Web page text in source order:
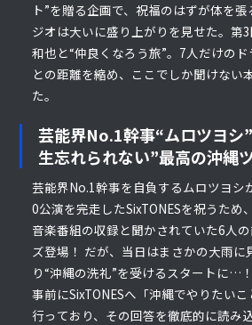
ト”を贈る企画で、祝福のはずが体を
ジオは大いに盛り上がりを見せた。第
和也と“仲良くなろう旅”。7人だけの
との距離を縮め、ここでしか聞けない
た。
芸能界No.1幹事“ムロツヨシ
生忘れられない”最高の沖縄ツ
芸能界No.1幹事を自負するムロツヨシ
0公演を完走したSixTONESを祝うため
音楽番組の収録と聞かされていた6人
ズ登場！ だが、当日はまさかの大雨に
り“沖縄の洗礼”を受けるスタートに…！
事前にSixTONESへ「沖縄でやりたい
行っており、その回答を徹底的に読み